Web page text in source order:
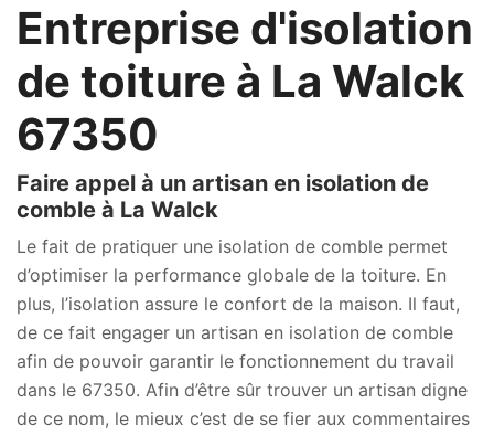
Entreprise d'isolation
de toiture à La Walck
67350
Faire appel à un artisan en isolation de
comble à La Walck
Le fait de pratiquer une isolation de comble permet
d’optimiser la performance globale de la toiture. En
plus, l’isolation assure le confort de la maison. Il faut,
de ce fait engager un artisan en isolation de comble
afin de pouvoir garantir le fonctionnement du travail
dans le 67350. Afin d’être sûr trouver un artisan digne
de ce nom, le mieux c’est de se fier aux commentaires